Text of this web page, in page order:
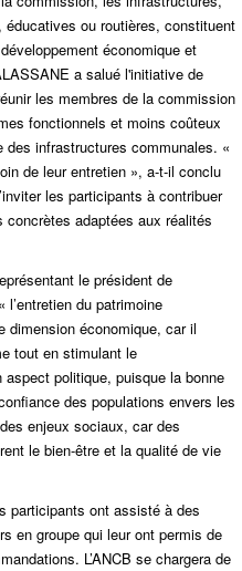
ou routières, constituent
économique et
a salué l'initiative de
les membres de la commission
fonctionnels et moins coûteux
infrastructures communales. «
de leur entretien », a-t-il conclu
les participants à contribuer
adaptées aux réalités
le président de
l’entretien du patrimoine
dimension économique, car il
tout en stimulant le
politique, puisque la bonne
des populations envers les
enjeux sociaux, car des
le bien-être et la qualité de vie
participants ont assisté à des
en groupe qui leur ont permis de
L’ANCB se chargera de